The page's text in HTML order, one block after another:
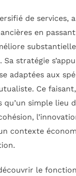
de services,
en
stratégie
adaptées aux
Ce
simple lieu
contexte
le